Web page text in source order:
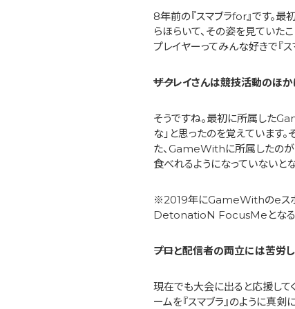
8年前の『スマブラfor』です。
らほらいて、その姿を見ていた
プレイヤーってみんな好きで『
――ザクレイさんは競技活動のほ
そうですね。最初に所属した
な」と思ったのを覚えています
た、GameWithに所属したのが
食べれるようになっていないと
※2019年にGameWithのeス
DetonatioN FocusMeとなる
――プロと配信者の両立には苦労
現在でも大会に出ると応援して
ームを『スマブラ』のように真